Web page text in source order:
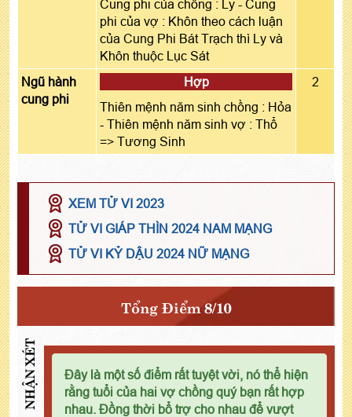
Cung phi của chồng : Ly - Cung
phi của vợ : Khôn theo cách luận
của Cung Phi Bát Trạch thì Ly và
Khôn thuộc Lục Sát
Ngũ hành
cung phi
Hợp
Thiên mệnh năm sinh chồng : Hỏa
- Thiên mệnh năm sinh vợ : Thổ
=> Tương Sinh
2
XEM TỬ VI 2023
TỬ VI GIÁP THÌN 2024 NAM MẠNG
TỬ VI KỶ DẬU 2024 NỮ MẠNG
Tổng Điểm 8/10
NHẬN XÉT
Đây là một số điểm rất tuyệt vời, nó thể hiện
rằng tuổi của hai vợ chồng quý bạn rất hợp
nhau. Đồng thời bổ trợ cho nhau để vượt